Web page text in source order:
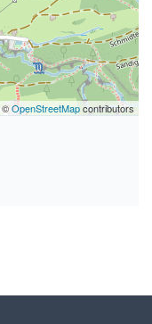
OpenStreetMapcontributors